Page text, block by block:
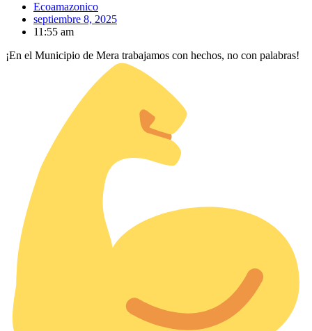
Ecoamazonico
septiembre 8, 2025
11:55 am
¡En el Municipio de Mera trabajamos con hechos, no con palabras!